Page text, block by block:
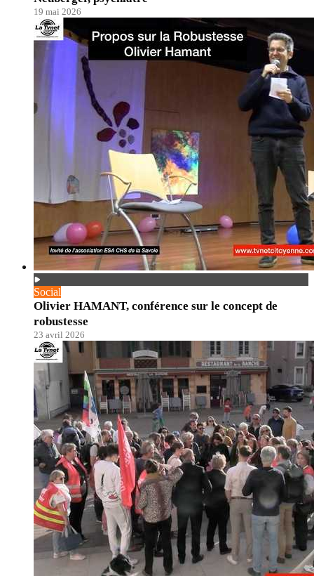
19 mai 2026
Social
Olivier HAMANT, conférence sur le concept de
robustesse
23 avril 2026